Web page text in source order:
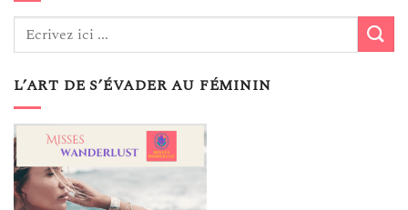
L’ART DE S’ÉVADER AU FÉMININ